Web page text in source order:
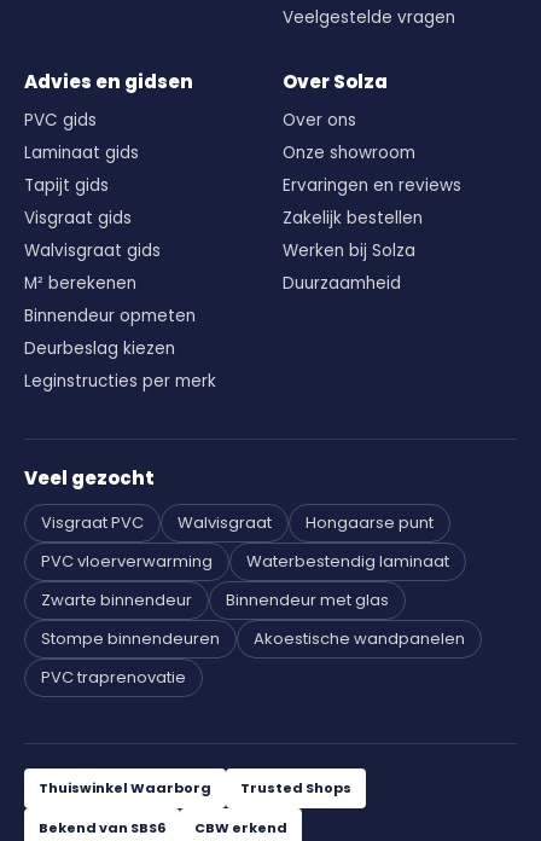
Veelgestelde vragen
Advies en gidsen
PVC gids
Laminaat gids
Tapijt gids
Visgraat gids
Walvisgraat gids
M² berekenen
Binnendeur opmeten
Deurbeslag kiezen
Leginstructies per merk
Over Solza
Over ons
Onze showroom
Ervaringen en reviews
Zakelijk bestellen
Werken bij Solza
Duurzaamheid
Veel gezocht
Visgraat PVC Walvisgraat
Hongaarse punt
PVC vloerverwarming
Waterbestendig laminaat
Zwarte binnendeur
Binnendeur met glas
Stompe binnendeuren
Akoestische wandpanelen
PVC traprenovatie
Thuiswinkel Waarborg Trusted Shops
Bekend van SBS6 CBW erkend